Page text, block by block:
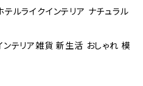
ルライクインテリア ナチュラル
ンテリア雑貨 新生活 おしゃれ 模